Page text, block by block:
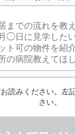
読みください。左
さい。